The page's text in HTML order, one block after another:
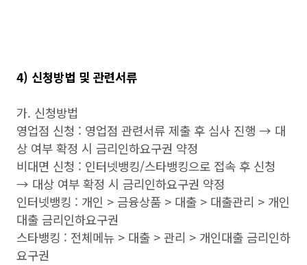
4) 신청방법 및 관련서류
가. 신청방법
영업점 신청 : 영업점 관련서류 제출 후 심사 진행 → 대
상 여부 확정 시 금리인하요구권 약정
비대면 신청 : 인터넷뱅킹/스타뱅킹으로 접속 후 신청
→ 대상 여부 확정 시 금리인하요구권 약정
인터넷뱅킹 : 개인 > 금융상품 > 대출 > 대출관리 > 개인
대출 금리인하요구권
스타뱅킹 : 전체메뉴 > 대출 > 관리 > 개인대출 금리인하
요구권